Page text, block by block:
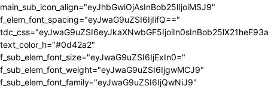
main_sub_icon_align="eyJhbGwiOjAsInBob25lIjoiMSJ9"
f_elem_font_spacing="eyJwaG9uZSI6IjIifQ=="
text_color_h="#0d42a2"
f_sub_elem_font_size="eyJwaG9uZSI6IjExIn0="
f_sub_elem_font_weight="eyJwaG9uZSI6IjgwMCJ9"
f_sub_elem_font_family="eyJwaG9uZSI6IjQwNiJ9"